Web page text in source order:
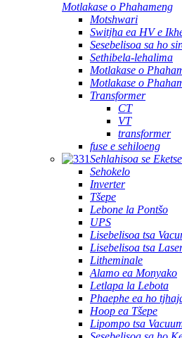
Motlakase o Phahameng
Motshwari
Switjha ea HV e
Sesebelisoa sa ho
Sethibela-lehalima
Motlakase o
Motlakase o
Transformer
CT
VT
transformer
fuse e sehiloeng
Sehlahisoa se
Sehokelo
Inverter
Tšepe
Lebone la Pontšo
UPS
Lisebelisoa tsa
Lisebelisoa tsa
Litheminale
Alamo ea Monyako
Letlapa la Lebota
Phaephe ea ho
Hoop ea Tšepe
Lipompo tsa